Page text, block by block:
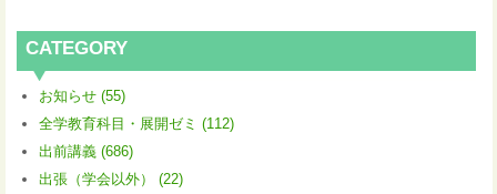
CATEGORY
お知らせ (55)
全学教育科目・展開ゼミ (112)
出前講義 (686)
出張（学会以外） (22)